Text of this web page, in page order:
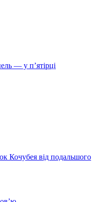
— у п’ятірці
Кочубея від подальшого